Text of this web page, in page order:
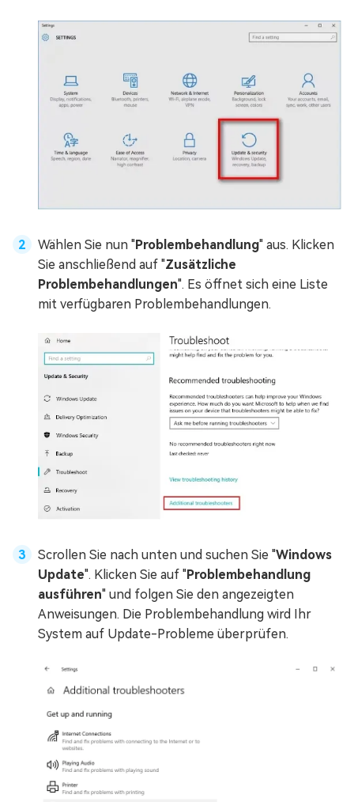
Wählen Sie nun "Problembehandlung" aus. Klicken
Sie anschließend auf "Zusätzliche
Problembehandlungen". Es öffnet sich eine Liste
mit verfügbaren Problembehandlungen.
Scrollen Sie nach unten und suchen Sie "Windows
Update". Klicken Sie auf "Problembehandlung
ausführen" und folgen Sie den angezeigten
Anweisungen. Die Problembehandlung wird Ihr
System auf Update-Probleme überprüfen.